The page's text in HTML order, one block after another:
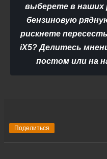
выберете в наших
бензиновую
рискнете
iX5? Делитесь
постом или на
Поделиться